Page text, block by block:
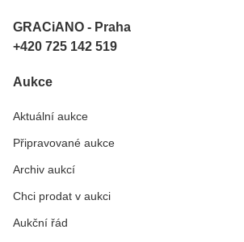
GRACiANO - Praha
+420 725 142 519
Aukce
Aktuální aukce
Připravované aukce
Archiv aukcí
Chci prodat v aukci
Aukční řád